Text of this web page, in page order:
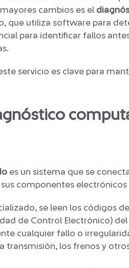
cambios es el
que utiliza software para
para identificar fallos
servicio es clave para
es un sistema que se
componentes electrónicos
se leen los códigos
de Control Electrónico)
cualquier fallo o
los frenos y